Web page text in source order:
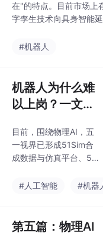
在"的特点。目前市场上
字孪生技术向具身智能
优势。然而与国际领先
#机器人
机器人为什么难
以上岗？一文讲
模型的关键价值
目前，围绕物理AI，五
一视界已形成51Sim合
成数据与仿真平台、51
统、Aperdata具身智能
阵，支撑机器人在进入
#人工智能 #机器
第五篇：物理AI